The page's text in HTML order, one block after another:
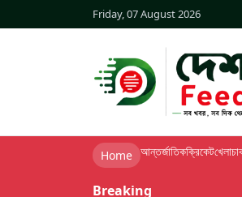
Friday, 07 August 2026
Home আন্তর্জাতিকক্রিকেটখেলা
Breaking